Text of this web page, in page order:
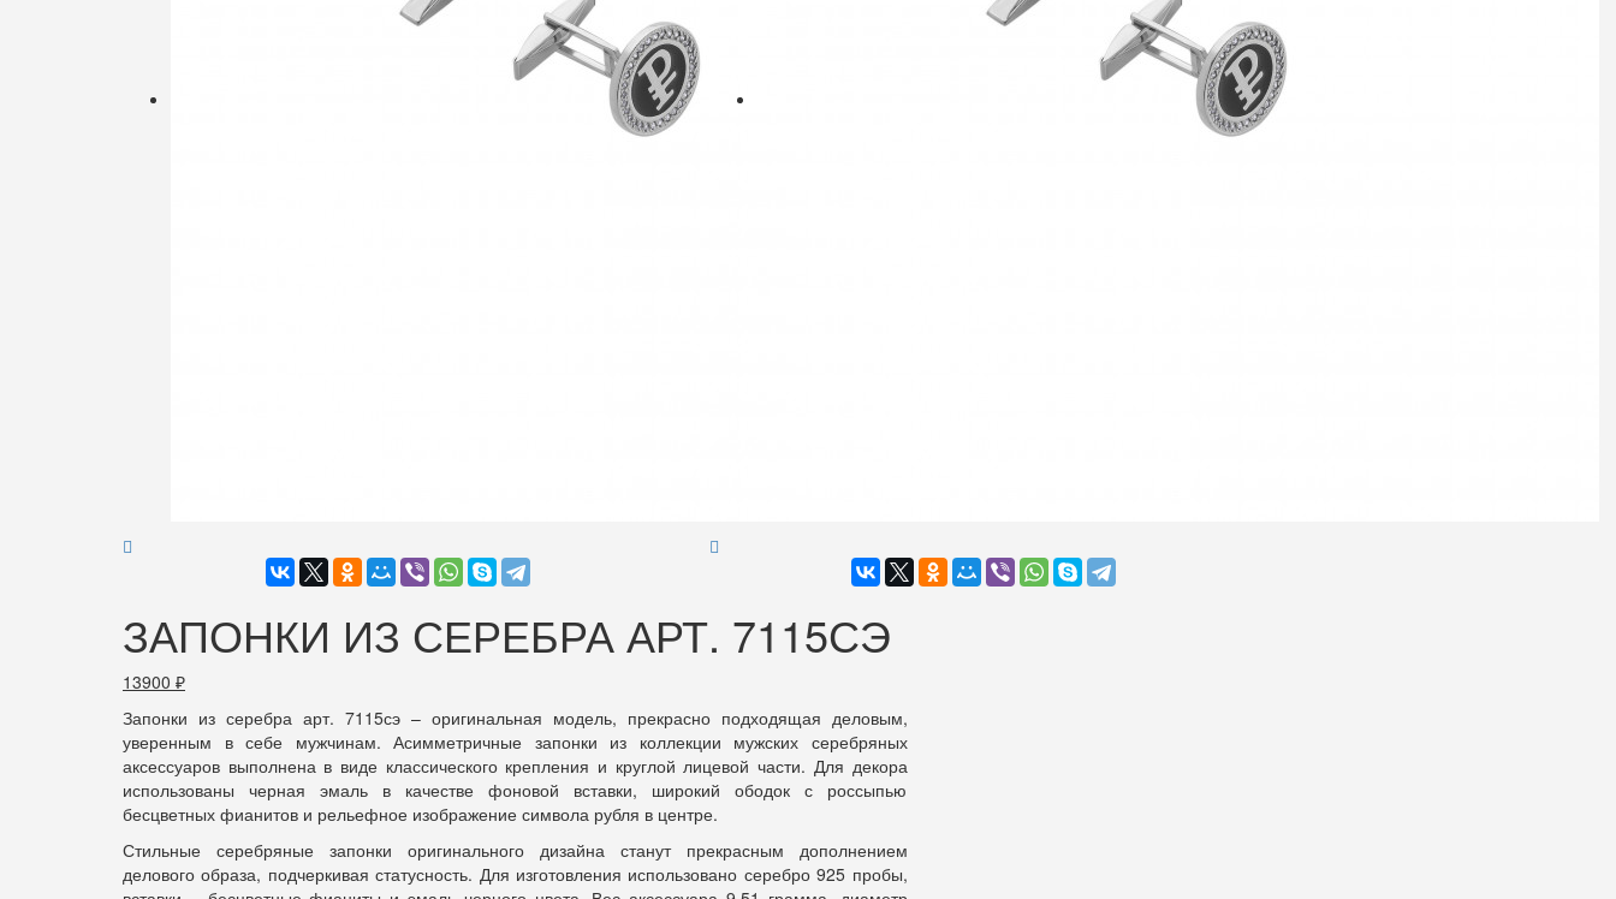
ЗАПОНКИ ИЗ СЕРЕБРА АРТ. 7115СЭ
13900 ₽
Запонки из серебра арт. 7115сэ – оригинальная модель, прекрасно подходящая деловым,
уверенным в себе мужчинам. Асимметричные запонки из коллекции мужских серебряных
аксессуаров выполнена в виде классического крепления и круглой лицевой части. Для декора
использованы черная эмаль в качестве фоновой вставки, широкий ободок с россыпью
бесцветных фианитов и рельефное изображение символа рубля в центре.
Стильные серебряные запонки оригинального дизайна станут прекрасным дополнением
делового образа, подчеркивая статусность. Для изготовления использовано серебро 925 пробы,